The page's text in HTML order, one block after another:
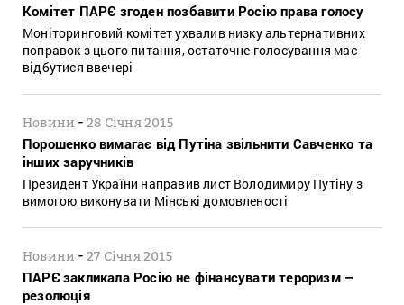
Комітет ПАРЄ згоден позбавити Росію права голосу
Моніторинговий комітет ухвалив низку альтернативних
поправок з цього питання, остаточне голосування має
відбутися ввечері
Новини -28 Січня 2015
Порошенко вимагає від Путіна звільнити Савченко та
інших заручників
Президент України направив лист Володимиру Путіну з
вимогою виконувати Мінські домовленості
Новини -27 Січня 2015
ПАРЄ закликала Росію не фінансувати тероризм –
резолюція